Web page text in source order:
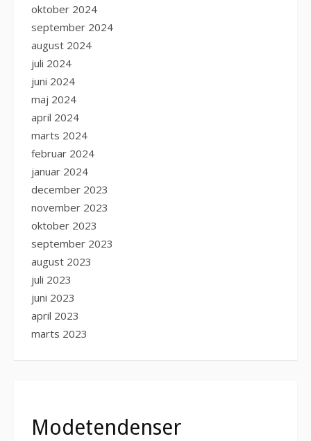
oktober 2024
september 2024
august 2024
juli 2024
juni 2024
maj 2024
april 2024
marts 2024
februar 2024
januar 2024
december 2023
november 2023
oktober 2023
september 2023
august 2023
juli 2023
juni 2023
april 2023
marts 2023
Modetendenser